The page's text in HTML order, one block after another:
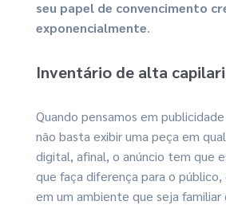
seu papel de convencimento
exponencialmente.
Inventário de alta
Quando pensamos em
não basta exibir uma peça em
digital, afinal, o anúncio tem que
que faça diferença para o
em um ambiente que seja familiar